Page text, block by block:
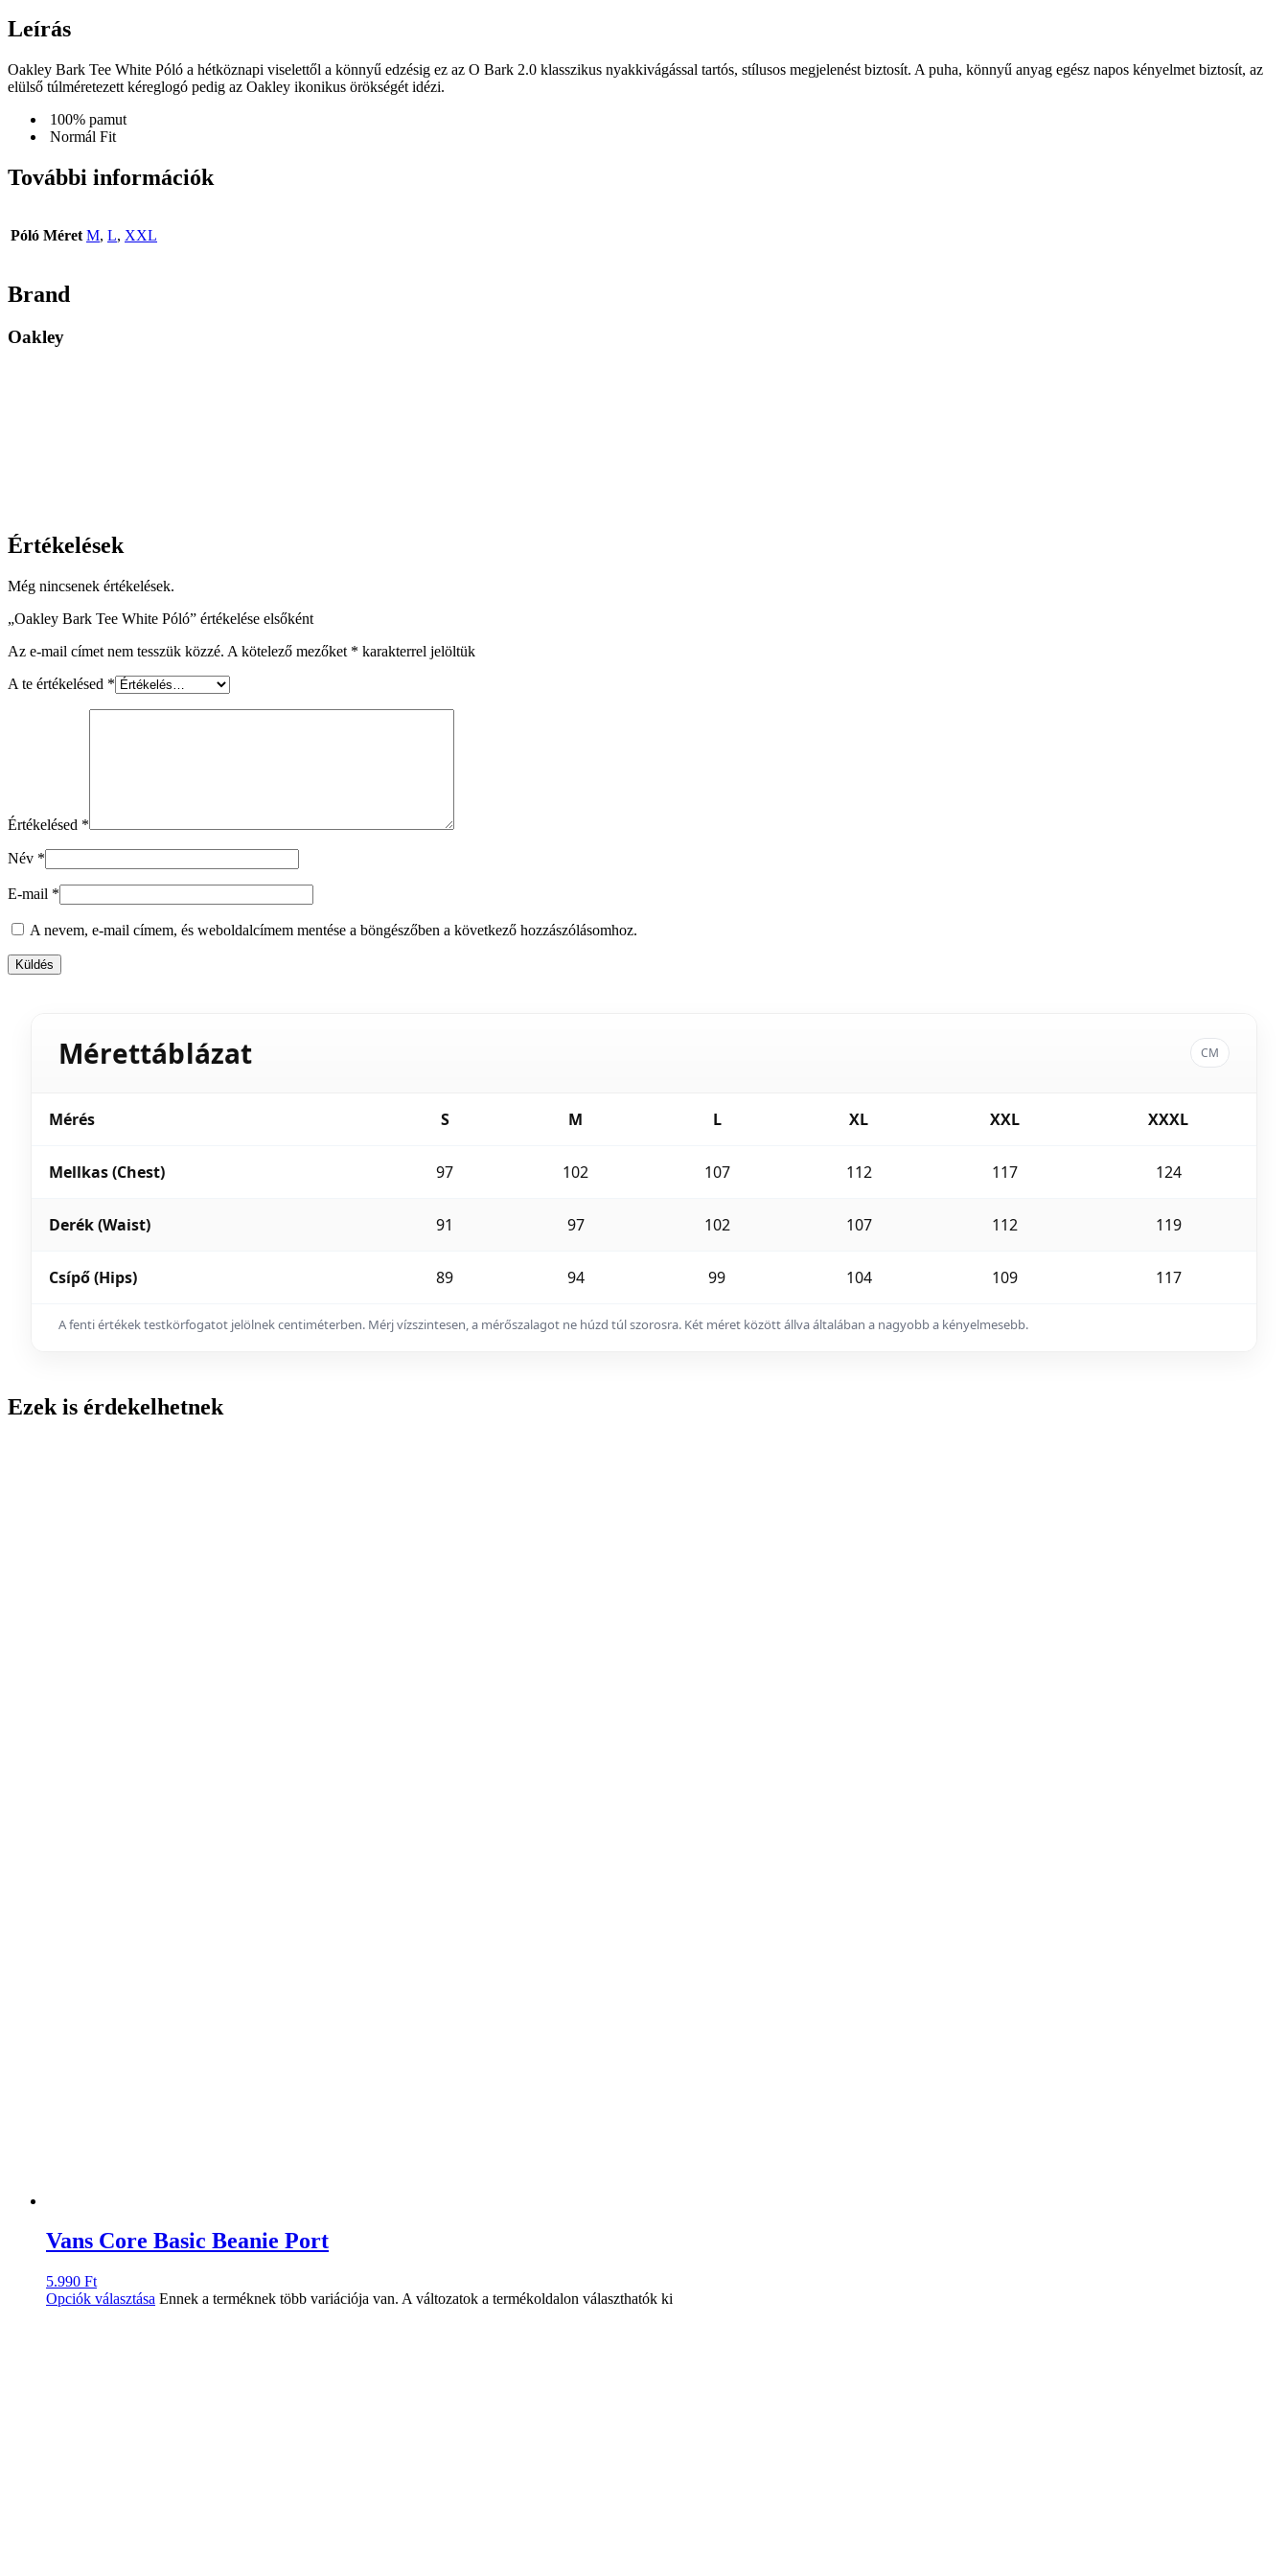
Leírás
Oakley Bark Tee White Póló a hétköznapi viselettől a könnyű edzésig ez az O Bark 2.0 klasszikus nyakkivágással tartós, stílusos megjelenést biztosít. A puha, könnyű anyag egész napos kényelmet biztosít, az
elülső túlméretezett kéreglogó pedig az Oakley ikonikus örökségét idézi.
100% pamut
Normál Fit
További információk
Póló Méret M, L, XXL
Brand
Oakley
Értékelések
Még nincsenek értékelések.
„Oakley Bark Tee White Póló” értékelése elsőként
Az e-mail címet nem tesszük közzé. A kötelező mezőket * karakterrel jelöltük
A te értékelésed *
Értékelésed *
Név *
E-mail *
A nevem, e-mail címem, és weboldalcímem mentése a böngészőben a következő hozzászólásomhoz.
Mérettáblázat CM
Mérés S M L XL XXL XXXL
Mellkas (Chest) 97 102 107 112 117 124
Derék (Waist) 91 97 102 107 112 119
Csípő (Hips) 89 94 99 104 109 117
A fenti értékek testkörfogatot jelölnek centiméterben. Mérj vízszintesen, a mérőszalagot ne húzd túl szorosra. Két méret között állva általában a nagyobb a kényelmesebb.
Ezek is érdekelhetnek
Vans Core Basic Beanie Port
5.990 Ft
Opciók választása Ennek a terméknek több variációja van. A változatok a termékoldalon választhatók ki